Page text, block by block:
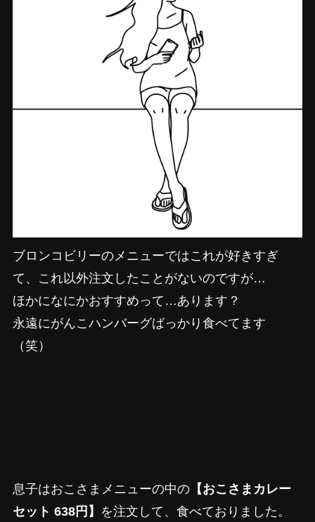
ブロンコビリーのメニューではこれが好きすぎ
て、これ以外注文したことがないのですが…
ほかになにかおすすめって…あります？
永遠にがんこハンバーグばっかり食べてます
（笑）
息子はおこさまメニューの中の【おこさまカレー
セット 638円】
を注文して、食べておりました。